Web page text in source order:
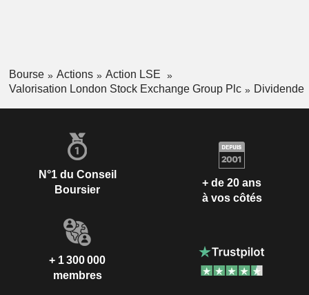
Bourse Actions
Action LSE
Valorisation London Stock Exchange Group Plc
Dividende
N°1 du Conseil
Boursier
+ de 20 ans
à vos côtés
+ 1 300 000
membres